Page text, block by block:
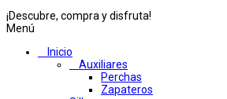
¡Descubre, compra y disfruta!
Menú
Inicio
Auxiliares
Perchas
Zapateros